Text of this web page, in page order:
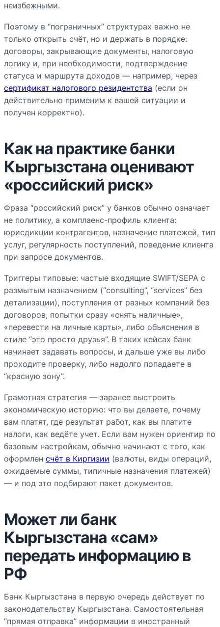
неизбежными.
Поэтому в “пограничных” структурах важно не
только открыть счёт, но и держать в порядке:
договоры, закрывающие документы, налоговую
логику и, при необходимости, подтверждение
статуса и маршрута доходов — например, через
сертификат налогового резидентства (если он
действительно применим к вашей ситуации и
получен корректно).
Как на практике банки
Кыргызстана оценивают
«российский риск»
Фраза “российский риск” у банков обычно означает
не политику, а комплаенс-профиль клиента:
юрисдикции контрагентов, назначение платежей, тип
услуг, регулярность поступлений, поведение клиента
при запросе документов.
Триггеры типовые: частые входящие SWIFT/SEPA с
размытым назначением (“consulting”, “services” без
детализации), поступления от разных компаний без
договоров, попытки сразу «снять наличные»,
«перевести на личные карты», либо объяснения в
стиле “это просто друзья”. В таких кейсах банк
начинает задавать вопросы, и дальше уже вы либо
проходите проверку, либо надолго попадаете в
“красную зону”.
Грамотная стратегия — заранее выстроить
экономическую историю: что вы делаете, почему
вам платят, где результат работ, как вы платите
налоги, как ведёте учет. Если вам нужен ориентир по
базовым настройкам, обычно начинают с того, как
оформлен счёт в Киргизии (валюты, виды операций,
ожидаемые суммы, типичные назначения платежей)
— и под это подбирают пакет документов.
Может ли банк
Кыргызстана «сам»
передать информацию в
РФ
Банк Кыргызстана в первую очередь действует по
законодательству Кыргызстана. Самостоятельная
“прямая отправка” информации в иностранный